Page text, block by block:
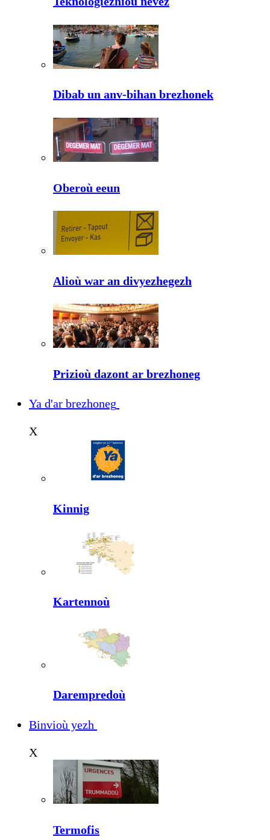
Dibab un anv-bihan brezhonek
Oberoù eeun
Alioù war an divyezhegezh
Prizioù dazont ar brezhoneg
Ya d'ar brezhoneg
X
Kinnig
Kartennoù
Darempredoù
Binvioù yezh
X
Termofis